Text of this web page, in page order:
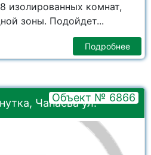
изолированных комнат,
зоны. Подойдет...
Подробнее
Чапаева ул.
Объект № 6866